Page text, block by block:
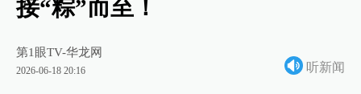
接“粽”而至！
第1眼TV-华龙网
2026-06-18 20:16 听新闻